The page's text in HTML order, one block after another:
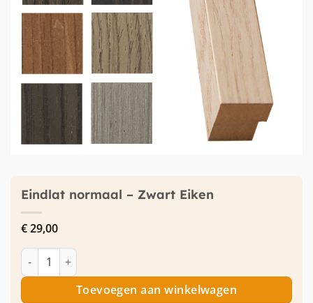
Eindlat normaal – Zwart Eiken
€29,00
Eindlat normaal - Zwart Eiken aantal
Toevoegen aan winkelwagen